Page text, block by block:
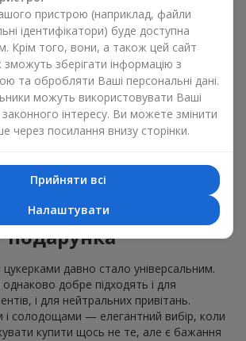
зеустоми,тюльпанівабоальстромерій
з цукерками merci, підтримуючи
і легкий настрій як вітання з
дитиниабо день Всіх закоханих.
підібрати найкраще поєднання
ласощами до вашого приводу і
квіти з цукерками належним чином.
з квітами і
— ваш
вибір для
подарунка
цукерками давно стало універсальним.
однаково добре підходять і для
і для нейтральних привітань.
і солодощами — елегантний вибір, коли
купити щось не те, але є бажання
пристрою (наприклад, файли
ідентифікатори) буде доступна
Крім того, вони, а також цей сайт
зберігати інформацію з
та обробляти Ваші персональні дані.
можуть використовувати Ваші
законного інтересу. Ви можете змінити
через посилання внизу сторінки.
Прийняти всі
Налаштувати